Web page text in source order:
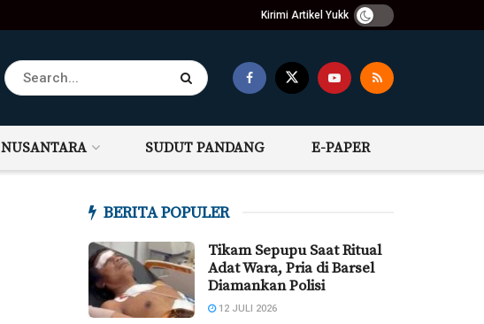
Kirimi Artikel Yukk
NUSANTARA SUDUT PANDANG E-PAPER
BERITA POPULER
Tikam Sepupu Saat Ritual
Adat Wara, Pria di Barsel
Diamankan Polisi
12 JULI 2026